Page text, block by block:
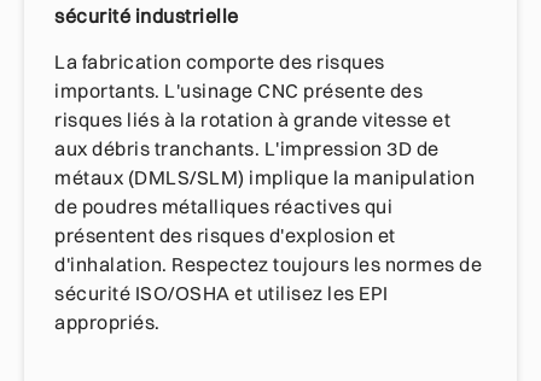
sécurité industrielle
La fabrication comporte des risques
importants. L'usinage CNC présente des
risques liés à la rotation à grande vitesse et
aux débris tranchants. L'impression 3D de
métaux (DMLS/SLM) implique la manipulation
de poudres métalliques réactives qui
présentent des risques d'explosion et
d'inhalation. Respectez toujours les normes de
sécurité ISO/OSHA et utilisez les EPI
appropriés.